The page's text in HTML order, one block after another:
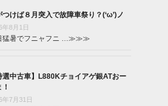
つけば８月突入で故障車祭り？(‘ω’)ノ
年8月1日
猛暑でフニャフニ …≫≫≫
選中古車】L880Kチョイアゲ銀ATおー
年7月31日